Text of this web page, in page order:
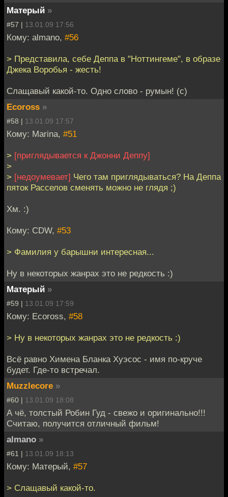
Матерый »
#57 | 13.01.09 17:56
Кому: almano, #56
> Представила, себе Деппа в "Ноттингеме", в образе
Джека Воробья - жесть!
Слащавый какой-то. Одно слово - румын! (с)
Ecoross »
#58 | 13.01.09 17:57
Кому: Marina, #51
> [приглядывается к Джонни Деппу]
>
> [недоумевает] Чего там приглядываться? На Деппа
пяток Расселов сменять можно не глядя ;)
Хм. :)
Кому: CDW, #53
> Фамилия у барышни интересная...
Ну в некоторых жанрах это не редкость :)
Матерый »
#59 | 13.01.09 17:59
Кому: Ecoross, #58
> Ну в некоторых жанрах это не редкость :)
Всё равно Химена Бланка Хуэсос - имя по-круче
будет. Где-то встречал.
Muzzlecore »
#60 | 13.01.09 18:08
А чё, толстый Робин Гуд - свежо и оригинально!!!
Считаю, получится отличный фильм!
almano »
#61 | 13.01.09 18:13
Кому: Матерый, #57
> Слащавый какой-то.